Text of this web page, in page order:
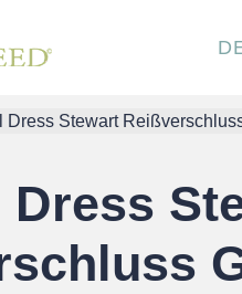
Dress Stewart
Dress